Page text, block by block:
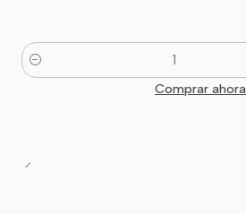
Cantidad
Comprar ahora